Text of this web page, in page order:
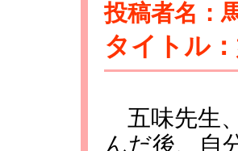
投稿者名：
タイトル
五味先生
んだ後、自